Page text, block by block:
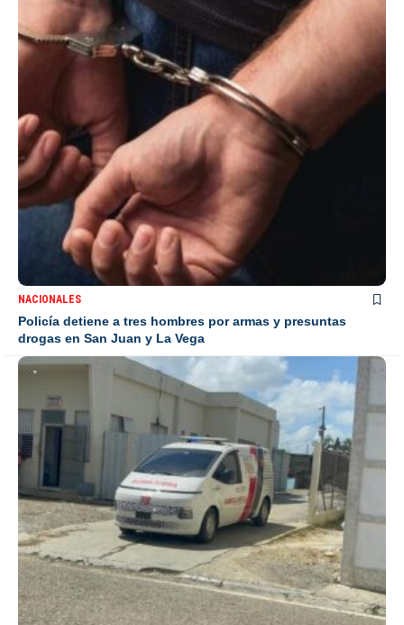
NACIONALES
Policía detiene a tres hombres por armas y presuntas
drogas en San Juan y La Vega